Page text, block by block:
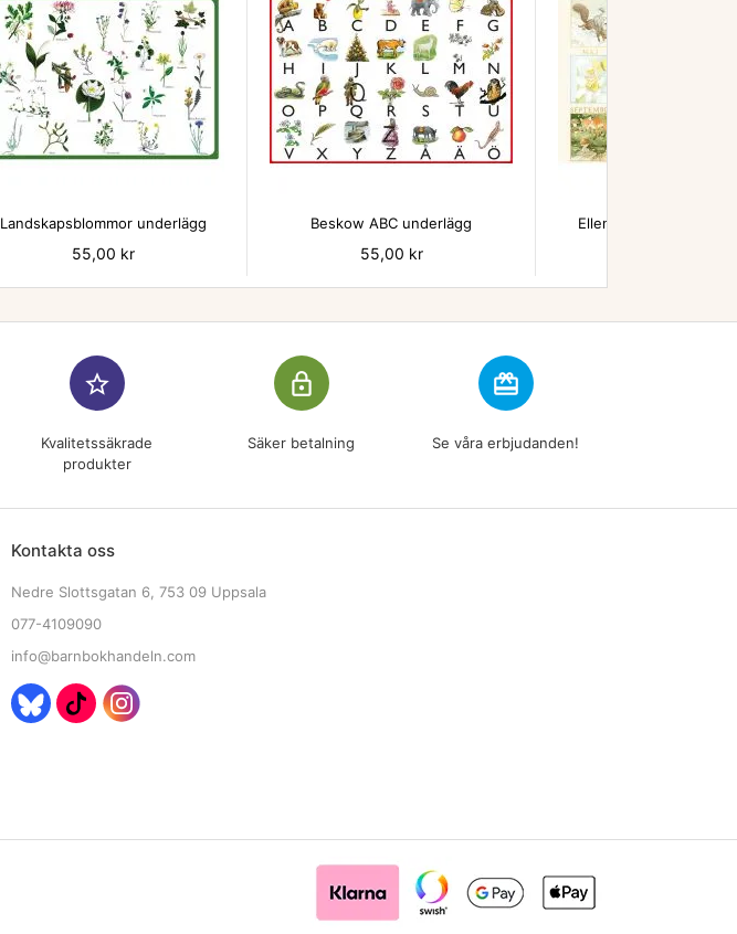
Landskapsblommor underlägg
Pris
55,00 kr

Beskow ABC underlägg
Pris
55,00 kr
Ellen Månadsbilder
star_border
Kvalitetssäkrade
produkter
lock_outline
Säker betalning
redeem
Se våra erbjudanden!
Kontakta oss
Nedre Slottsgatan 6, 753 09 Uppsala
077-4109090
info@barnbokhandeln.com